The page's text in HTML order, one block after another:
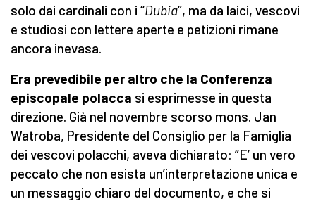
solo dai cardinali con i “Dubia”, ma da laici, vescovi
e studiosi con lettere aperte e petizioni rimane
ancora inevasa.
Era prevedibile per altro che la Conferenza
episcopale polacca si esprimesse in questa
direzione. Già nel novembre scorso mons. Jan
Watroba, Presidente del Consiglio per la Famiglia
dei vescovi polacchi, aveva dichiarato: “E’ un vero
peccato che non esista un’interpretazione unica e
un messaggio chiaro del documento, e che si